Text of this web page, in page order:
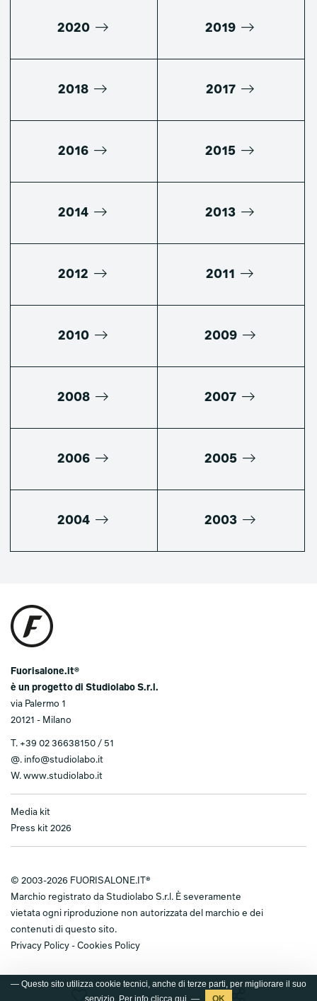
— Questo sito utilizza cookie tecnici, anche di terze parti, per migliorare il suo
servizio. Per info clicca qui . —
2020 2019
2018 2017
2016 2015
2014 2013
2012 2011
2010 2009
2008 2007
2006 2005
2004 2003
Fuorisalone.it®
è un progetto di Studiolabo S.r.l.
via Palermo 1
20121 - Milano
T. +39 02 36638150 / 51
@. info@studiolabo.it
W. www.studiolabo.it
Media kit
Press kit 2026
© 2003-2026 FUORISALONE.IT®
Marchio registrato da Studiolabo S.r.l. È severamente
vietata ogni riproduzione non autorizzata del marchio e dei
contenuti di questo sito.
Privacy Policy - Cookies Policy